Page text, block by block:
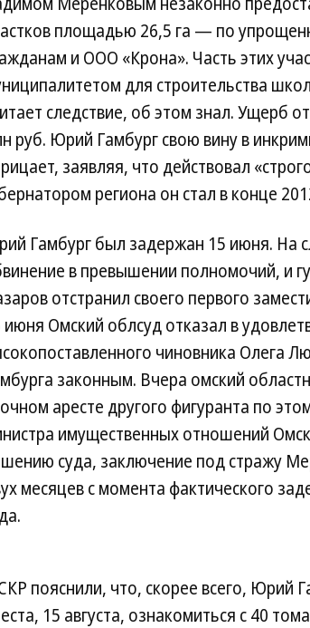
площадью 26,5 га — по
и ООО «Крона». Часть этих
для строительства
следствие, об этом знал. Ущерб
руб. Юрий Гамбург свою вину в
заявляя, что действовал
региона он стал в конце
Гамбург был задержан 15 июня. На
в превышении полномочий, и
отстранил своего первого
июня Омский облсуд отказал в
чиновника Олега
законным. Вчера омский
аресте другого фигуранта по
имущественных отношений
суда, заключение под стражу
месяцев с момента фактического
пояснили, что, скорее всего, Юрий
15 августа, ознакомиться с 40